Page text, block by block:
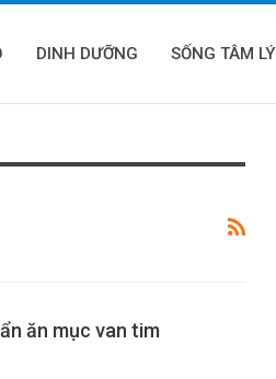
DINH DƯỠNG SỐNG TÂM LÝ
ăn mục van tim